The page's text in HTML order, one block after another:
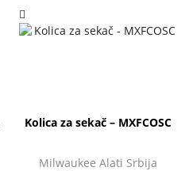
Kolica za sekač – MXFCOSC
Milwaukee Alati Srbija